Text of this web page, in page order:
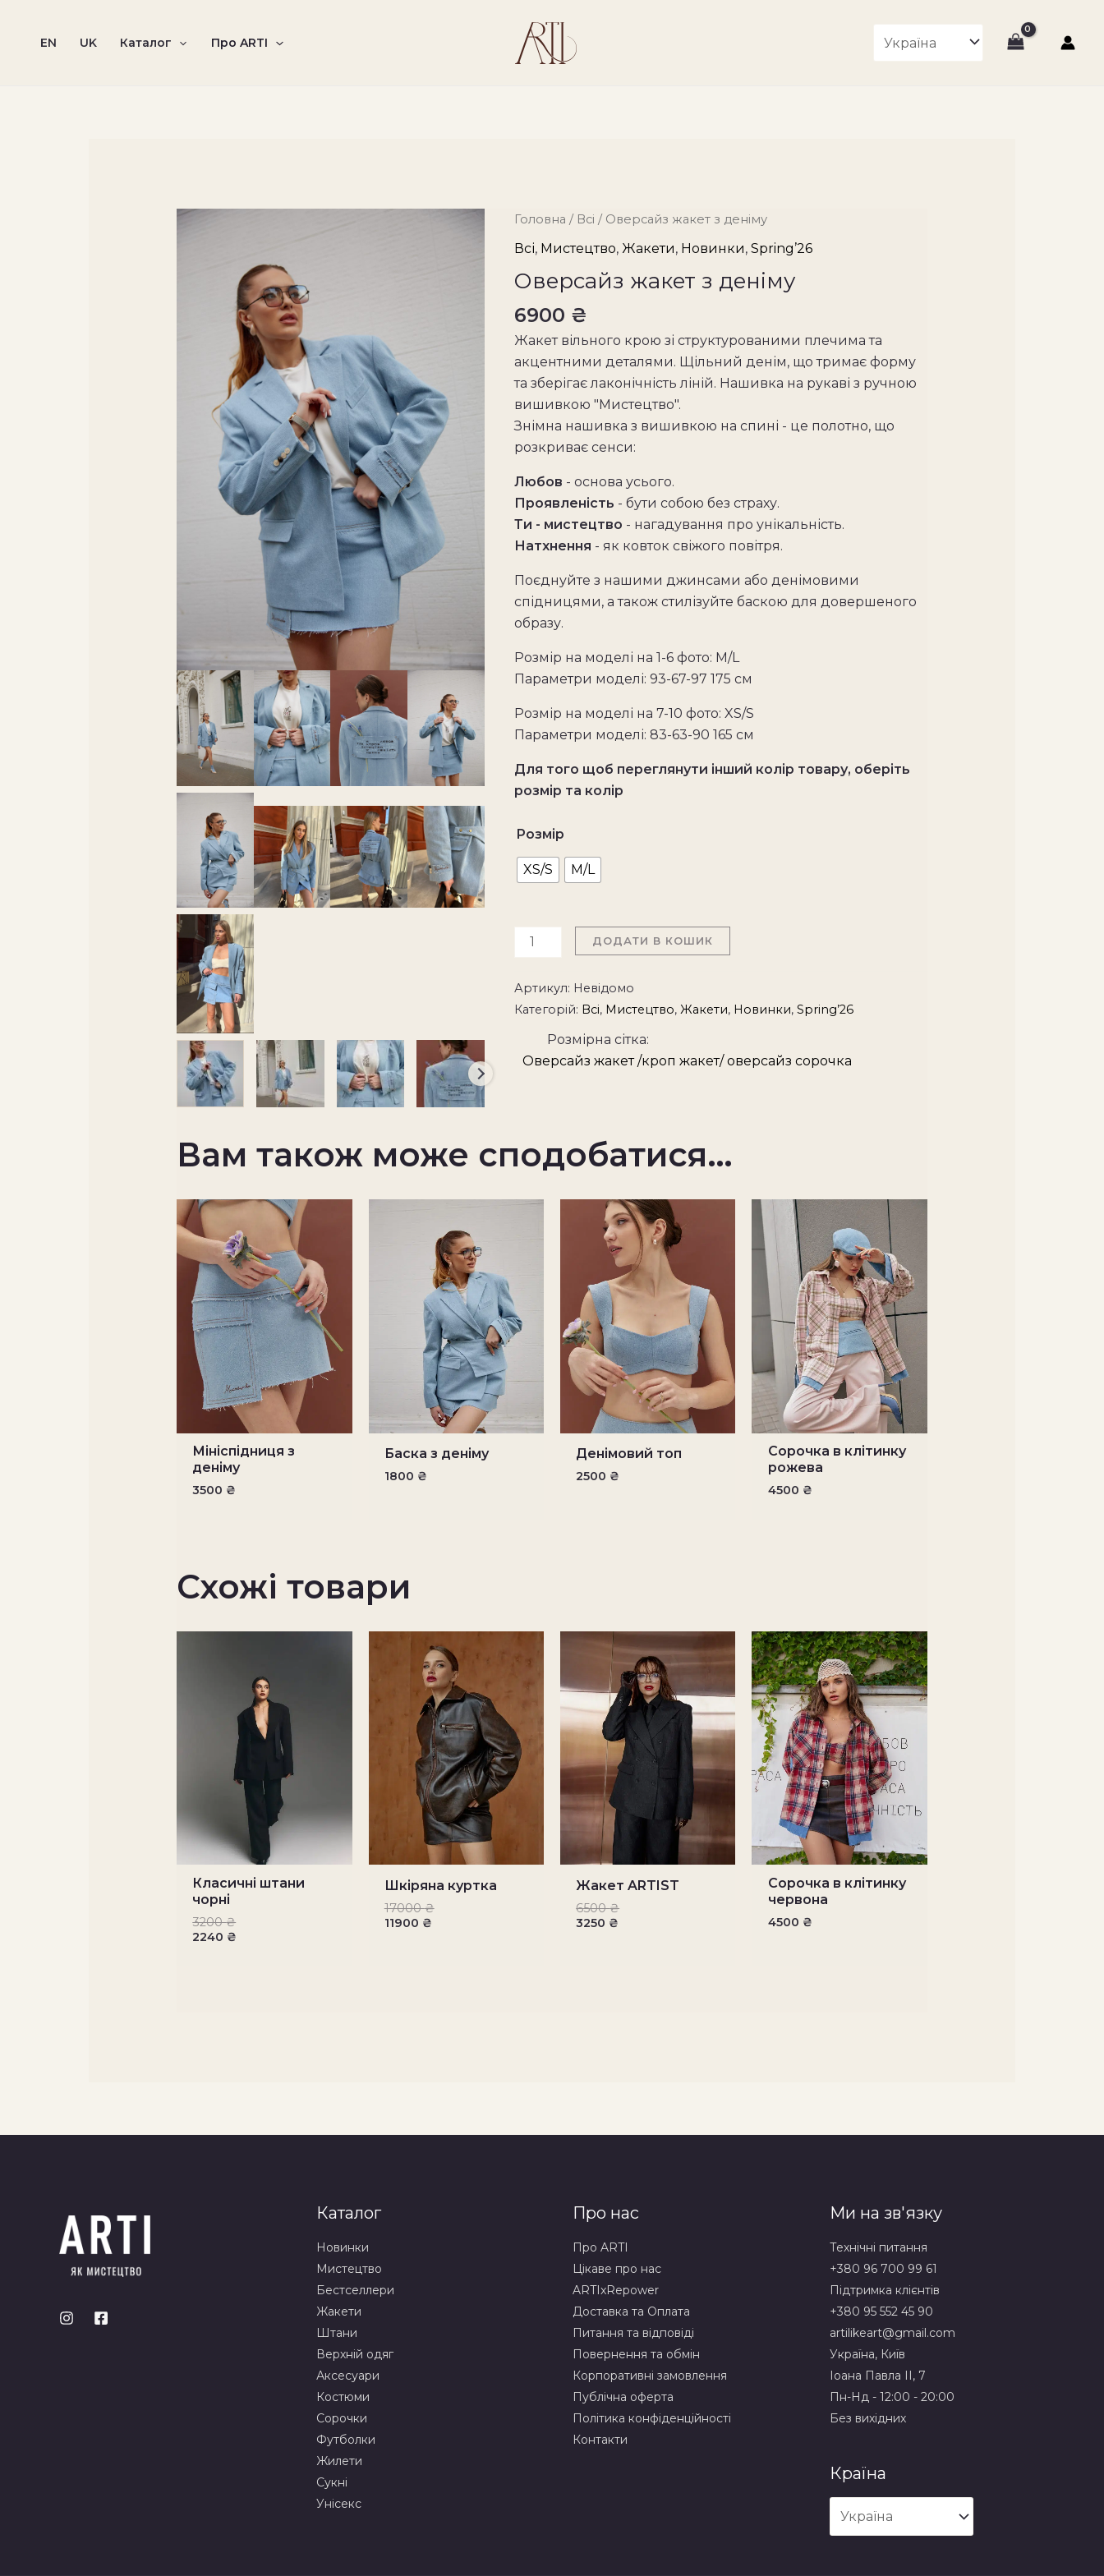
вмісту
EN UK Каталог Про ARTI
Головна / Всі / Оверсайз жакет з деніму
Всі, Мистецтво, Жакети, Новинки,Spring’26
Оверсайз жакет з деніму
6900 ₴
Жакет вільного крою зі структурованими плечима та
акцентними деталями. Щільний денім, що тримає форму
та зберігає лаконічність ліній. Нашивка на рукаві з ручною
вишивкою "Мистецтво".
Знімна нашивка з вишивкою на спині - це полотно, що
розкриває сенси:
Любов - основа усього.
Проявленість - бути собою без страху.
Ти - мистецтво - нагадування про унікальність.
Натхнення - як ковток свіжого повітря.
Поєднуйте з нашими джинсами або денімовими
спідницями, а також стилізуйте баскою для довершеного
образу.
Розмір на моделі на 1-6 фото: М/L
Параметри моделі: 93-67-97 175 см
Розмір на моделі на 7-10 фото: XS/S
Параметри моделі: 83-63-90 165 см
Для того щоб переглянути інший колір товару, оберіть
розмір та колір
Розмір
XS/S M/L
Oversized
denim
кількість
ДОДАТИ В КОШИК
Артикул: Невідомо
Категорій: Всі, Мистецтво,Жакети, Новинки,Spring’26
Розмірна сітка
Оверсайз жакет /кроп жакет/ оверсайз сорочка
Вам також може сподобатися…
Мініспідниця з
деніму
3500 ₴
Баска з деніму
1800 ₴
Денімовий топ
2500 ₴
Сорочка в клітинку
рожева
4500 ₴
Схожі товари
Класичні штани
чорні
3200₴
2240 ₴
Шкіряна куртка
17000₴
11900 ₴
Жакет ARTIST
6500₴
3250 ₴
Сорочка в клітинку
червона
4500 ₴
Каталог
Новинки
Мистецтво
Бестселлери
Жакети
Штани
Верхній одяг
Аксесуари
Костюми
Сорочки
Футболки
Жилети
Сукні
Унісекс
Про нас
Про ARTI
Цікаве про нас
ARTIxRepower
Доставка та Оплата
Питання та відповіді
Повернення та обмін
Корпоративні замовлення
Публічна оферта
Політика конфіденційності
Контакти
Ми на зв'язку
Технічні питання
+380 96 700 99 61
Підтримка клієнтів
+380 95 552 45 90
artilikeart@gmail.com
Україна, Київ
Іоана Павла ІІ, 7
Пн-Нд - 12:00 - 20:00
Без вихідних
Країна